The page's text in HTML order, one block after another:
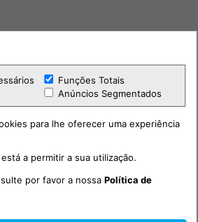
Funções Totais
Anúncios Segmentados
para lhe oferecer uma experiência
a permitir a sua utilização.
por favor a nossaPolítica de